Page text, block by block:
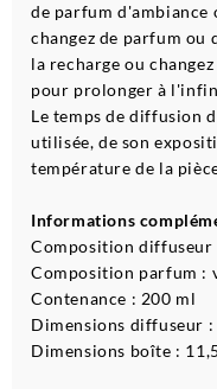
de parfum d'ambiance
changez de parfum ou
la recharge ou
pour prolonger à
Le temps de diffusion
utilisée, de son
température de la
Informations
Composition diffuseur
Composition parfum :
Contenance : 200 ml
Dimensions diffuseur :
Dimensions boîte :